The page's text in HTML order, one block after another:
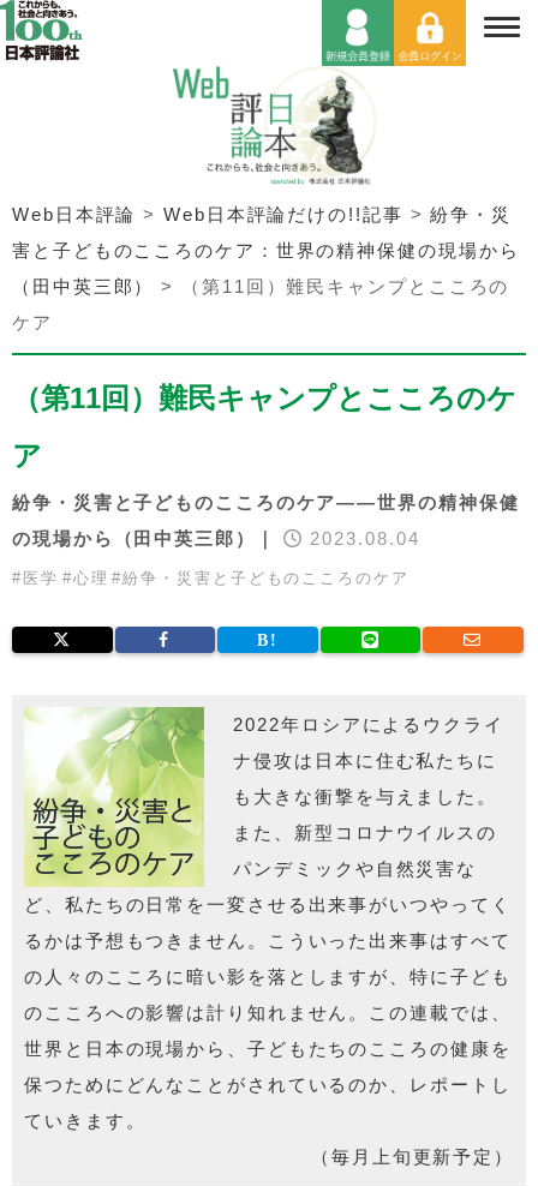
Web日本評論 >Web日本評論だけの!!記事 >紛争・災
害と子どものこころのケア：世界の精神保健の現場から
（田中英三郎）
>
（第11回）難民キャンプとこころの
ケア
（第11回）難民キャンプとこころのケ
ア
紛争・災害と子どものこころのケア――世界の精神保健
の現場から（田中英三郎）｜
2023.08.04
# 医学 #心理 #紛争・災害と子どものこころのケア
2022年ロシアによるウクライ
ナ侵攻は日本に住む私たちに
も大きな衝撃を与えました。
また、新型コロナウイルスの
パンデミックや自然災害な
ど、私たちの日常を一変させる出来事がいつやってく
るかは予想もつきません。こういった出来事はすべて
の人々のこころに暗い影を落としますが、特に子ども
のこころへの影響は計り知れません。この連載では、
世界と日本の現場から、子どもたちのこころの健康を
保つためにどんなことがされているのか、レポートし
ていきます。
（毎月上旬更新予定）